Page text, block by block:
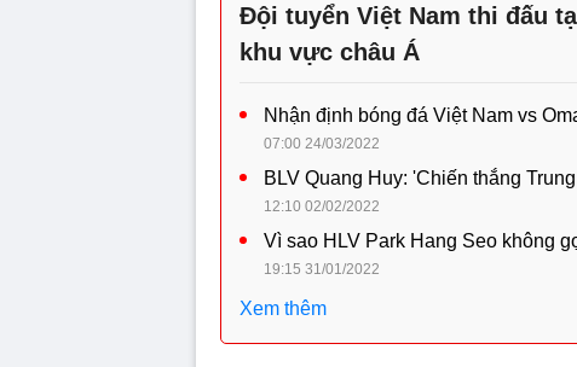
Đội tuyển Việt Nam thi đấu
khu vực châu Á
Nhận định bóng đá Việt Nam vs
07:00 24/03/2022
BLV Quang Huy: 'Chiến thắng
12:10 02/02/2022
Vì sao HLV Park Hang Seo không
19:15 31/01/2022
Xem thêm